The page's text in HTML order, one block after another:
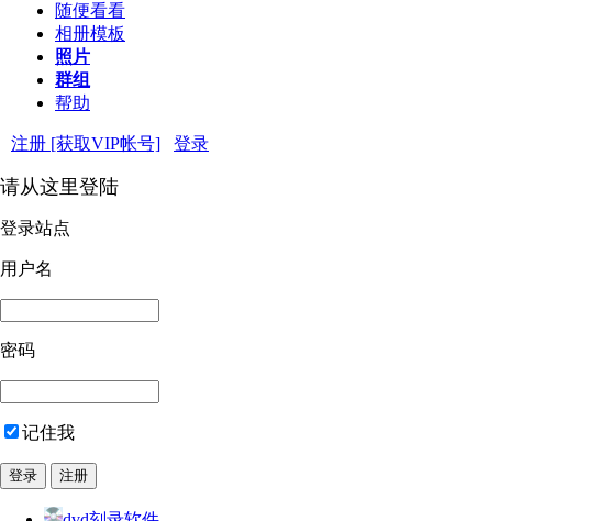
随便看看
相册模板
照片
群组
帮助
注册 [获取VIP帐号] 登录
请从这里登陆
登录站点
用户名
密码
记住我